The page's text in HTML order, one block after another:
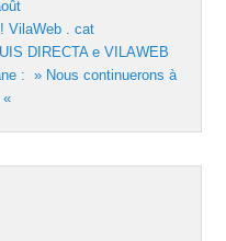
VilaWeb . cat
DIRECTA e VILAWEB
: » Nous continuerons à
«